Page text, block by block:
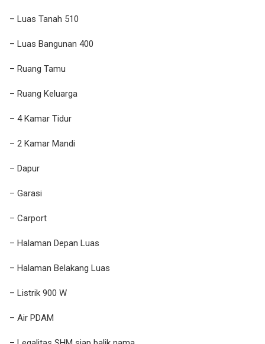
– Luas Tanah 510
– Luas Bangunan 400
– Ruang Tamu
– Ruang Keluarga
– 4 Kamar Tidur
– 2 Kamar Mandi
– Dapur
– Garasi
– Carport
– Halaman Depan Luas
– Halaman Belakang Luas
– Listrik 900 W
– Air PDAM